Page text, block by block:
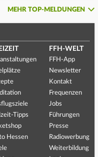
MEHR TOP-MELDUNGEN
Tipps
Hessen
FFH-WELT
FFH-App
Newsletter
Kontakt
Frequenzen
Jobs
Führungen
Presse
Radiowerbung
Weiterbildung